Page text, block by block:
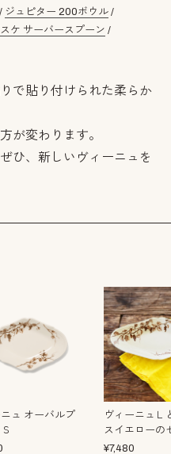
/ ジュピター 200ボウル /
ケ サーバースプーン /
で貼り付けられた柔らか
が変わります。
ひ、新しいヴィーニュを
ニュ オーバルプ
ヴィーニュＬ
スイエローの
¥7,480